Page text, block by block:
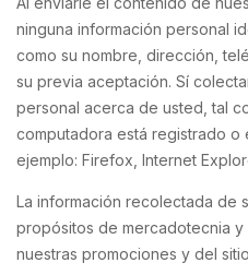
ninguna información personal
como su nombre, dirección,
su previa aceptación. Sí
personal acerca de usted, tal
computadora está registrado
ejemplo: Firefox, Internet
La información recolectada de
propósitos de mercadotecnia
nuestras promociones y del